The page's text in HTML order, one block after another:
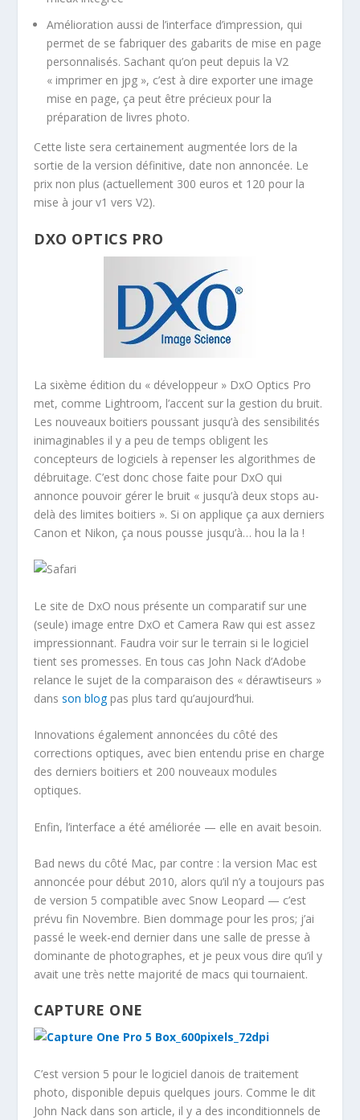
Amélioration aussi de l’interface d’impression, qui
permet de se fabriquer des gabarits de mise en page
personnalisés. Sachant qu’on peut depuis la V2
« imprimer en jpg », c’est à dire exporter une image
mise en page, ça peut être précieux pour la
préparation de livres photo.
Cette liste sera certainement augmentée lors de la
sortie de la version définitive, date non annoncée. Le
prix non plus (actuellement 300 euros et 120 pour la
mise à jour v1 vers V2).
DXO OPTICS PRO
La sixème édition du « développeur » DxO Optics Pro
met, comme Lightroom, l’accent sur la gestion du bruit.
Les nouveaux boitiers poussant jusqu’à des sensibilités
inimaginables il y a peu de temps obligent les
concepteurs de logiciels à repenser les algorithmes de
débruitage. C’est donc chose faite pour DxO qui
annonce pouvoir gérer le bruit « jusqu’à deux stops au-
delà des limites boitiers ». Si on applique ça aux derniers
Canon et Nikon, ça nous pousse jusqu’à… hou la la !
Le site de DxO nous présente un comparatif sur une
(seule) image entre DxO et Camera Raw qui est assez
impressionnant. Faudra voir sur le terrain si le logiciel
tient ses promesses. En tous cas John Nack d’Adobe
relance le sujet de la comparaison des « dérawtiseurs »
dansson blogpas plus tard qu’aujourd’hui.
Innovations également annoncées du côté des
corrections optiques, avec bien entendu prise en charge
des derniers boitiers et 200 nouveaux modules
optiques.
Enfin, l’interface a été améliorée — elle en avait besoin.
Bad news du côté Mac, par contre : la version Mac est
annoncée pour début 2010, alors qu’il n’y a toujours pas
de version 5 compatible avec Snow Leopard — c’est
prévu fin Novembre. Bien dommage pour les pros; j’ai
passé le week-end dernier dans une salle de presse à
dominante de photographes, et je peux vous dire qu’il y
avait une très nette majorité de macs qui tournaient.
CAPTURE ONE
C’est version 5 pour le logiciel danois de traitement
photo, disponible depuis quelques jours. Comme le dit
John Nack dans son article, il y a des inconditionnels de